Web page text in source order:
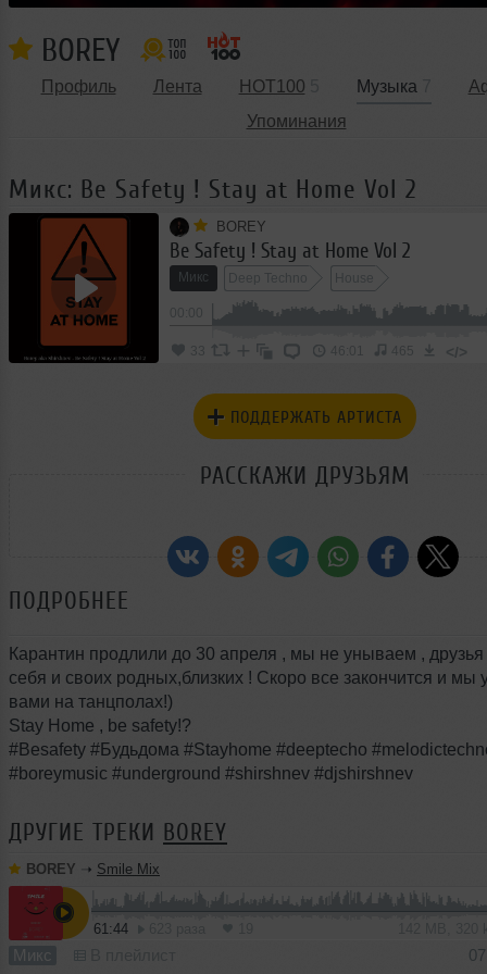
BOREY
Профиль Лента HOT100 Музыка
Упоминания
Микс: Be Safety ! Stay at Home Vol 2
BOREY
Be Safety ! Stay at Home Vol 2
Микс Deep Techno House
33 46:01 465 </>
ПОДДЕРЖАТЬ АРТИСТА
РАССКАЖИ ДРУЗЬЯМ
ПОДРОБНЕЕ
Карантин продлили до 30 апреля , мы не унываем , друзья
себя и своих родных,близких ! Скоро все закончится и мы
вами на танцполах!)
Stay Home , be safety!?
#Besafety #Будьдома #Stayhome #deeptecho
#boreymusic #underground #shirshnev #djshirshnev
ДРУГИЕ ТРЕКИ BOREY
BOREY ➝ Smile Mix
61:44
Микс